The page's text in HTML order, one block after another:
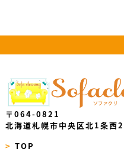
〒064-0821
北海道札幌市中央区北1条
> TOP